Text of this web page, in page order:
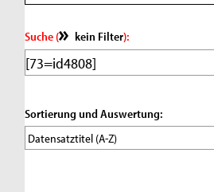
Suche ( kein Filter):
Sortierung und Auswertung: